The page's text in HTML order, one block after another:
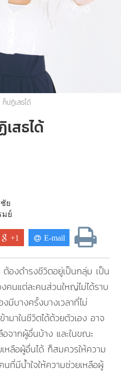
ปฏิเสธได้
สธได้
ย
มย์
+1 E-mail
องดำรงชีวิตอยู่เป็นกลุ่ม เป็น
นแต่ละคนส่วนใหญ่ไม่ได้ราบ
มีบางครั้งบางเวลาที่ไม่
มาในชีวิตได้ด้วยตัวเอง อาจ
จากผู้อื่นบ้าง และในขณะ
หลือผู้อื่นได้ ก็สมควรให้ความ
ที่มีน้ำใจให้ความช่วยเหลือผู้